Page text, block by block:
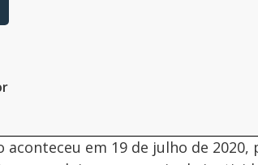
em 19 de julho de 2020,